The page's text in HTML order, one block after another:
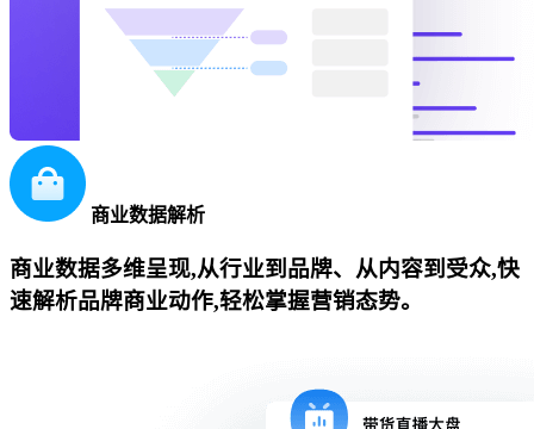
商业数据解析
商业数据多维呈现,从行业到品牌、从内容到受众,快
速解析品牌商业动作,轻松掌握营销态势。